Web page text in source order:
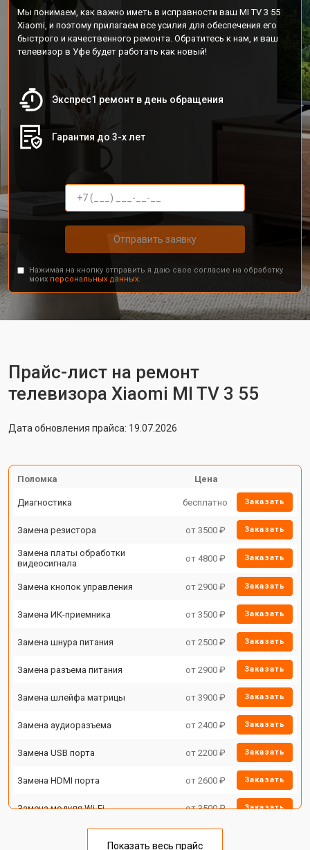
Мы понимаем, как важно иметь в исправности ваш MI TV 3 55
Xiaomi, и поэтому прилагаем все усилия для обеспечения его
быстрого и качественного ремонта. Обратитесь к нам, и ваш
телевизор в Уфе будет работать как новый!
Экспрес1 ремонт в день обращения
Гарантия до 3-х лет
Отправить заявку
Нажимая на кнопку отправить я даю свое согласие на обработку
моих персональных данных.
Прайс-лист на ремонт
телевизора Xiaomi MI TV 3 55
Дата обновления прайса: 19.07.2026
Поломка Цена
Диагностика бесплатно Заказать
Замена резистора от 3500 ₽ Заказать
Замена платы обработки
видеосигнала
от 4800 ₽ Заказать
Замена кнопок управления от 2900 ₽ Заказать
Замена ИК-приемника от 3500 ₽ Заказать
Замена шнура питания от 2500 ₽ Заказать
Замена разъема питания от 2900 ₽ Заказать
Замена шлейфа матрицы от 3900 ₽ Заказать
Замена аудиоразъема от 2400 ₽ Заказать
Замена USB порта от 2200 ₽ Заказать
Замена HDMI порта от 2600 ₽ Заказать
Замена модуля Wi-Fi от 3500 ₽ Заказать
Показать весь прайс